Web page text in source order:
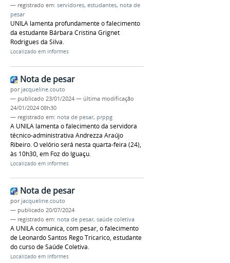
— registrado em: servidores, estudantes, nota de
pesar
UNILA lamenta profundamente o falecimento
da estudante Bárbara Cristina Grignet
Rodrigues da Silva.
Localizado em Informes
Nota de pesar
por jacqueline.couto
— publicado 23/01/2024 — última modificação
24/01/2024 08h30
— registrado em: nota de pesar, prppg
A UNILA lamenta o falecimento da servidora
técnico-administrativa Andrezza Araújo
Ribeiro. O velório será nesta quarta-feira (24),
às 10h30, em Foz do Iguaçu.
Localizado em Informes
Nota de pesar
por jacqueline.couto
— publicado 20/07/2024
— registrado em: nota de pesar, saúde coletiva
A UNILA comunica, com pesar, o falecimento
de Leonardo Santos Rego Tricarico, estudante
do curso de Saúde Coletiva.
Localizado em Informes